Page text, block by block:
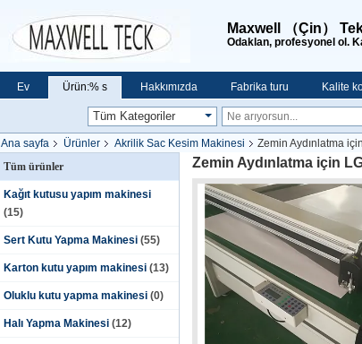
Maxwell （Çin）
Odaklan, profesyonel ol.
Ev Ürün:% s Hakkımızda Fabrika turu Kalite
Ana sayfa Ürünler Akrilik Sac Kesim Makinesi
Zemin Aydınlatma
Tüm ürünler
Kağıt kutusu yapım makinesi
(15)
Sert Kutu Yapma Makinesi (55)
Karton kutu yapım makinesi (13)
Oluklu kutu yapma makinesi (0)
Halı Yapma Makinesi (12)
Zemin Aydınlatma için